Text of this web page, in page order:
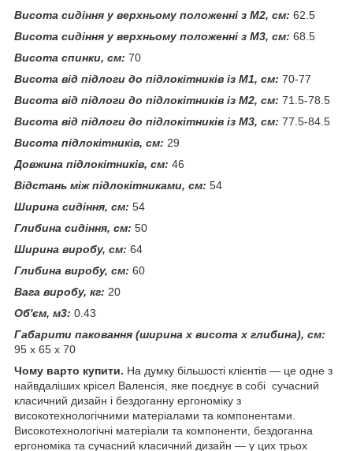
Висота сидіння у верхньому положенні з М2, см: 62.5
Висота сидіння у верхньому положенні з М3, см: 68.5
Висота спинки, см: 70
Висота від підлоги до підлокітників із М1, см: 70-77
Висота від підлоги до підлокітників із М2, см: 71.5-78.5
Висота від підлоги до підлокітників із М3, см: 77.5-84.5
Висота підлокітників, см: 29
Довжина підлокітників, см: 46
Відстань між підлокітниками, см: 54
Ширина сидіння, см: 54
Глибина сидіння, см: 50
Ширина виробу, см: 64
Глибина виробу, см: 60
Вага виробу, кг: 20
Об'єм, м3: 0.43
Габарити паковання (ширина х висота х глибина), см:
95 х 65 х 70
Чому варто купити. На думку більшості клієнтів — це одне з
найвдаліших крісел Валенсія, яке поєднує в собі сучасний
класичний дизайн і бездоганну ергономіку з
високотехнологічними матеріалами та компонентами.
Високотехнологічні матеріали та компоненти, бездоганна
ергономіка та сучасний класичний дизайн — у цих трьох